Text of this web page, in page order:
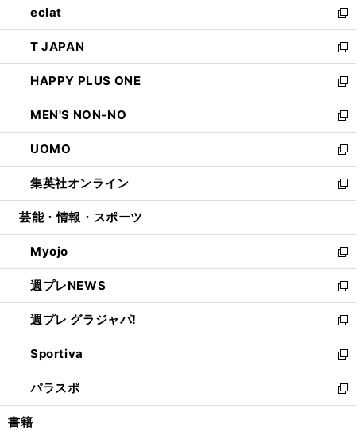
く
で
開
く
ド
ウ
で
開
く
ィ
ン
ド
ウ
で
開
く
い
ウ
ィ
ン
ド
ウ
で
開
く
eclat
新
し
い
ウ
ィ
ン
ド
ウ
で
開
く
T JAPAN
新
し
い
ウ
ィ
ン
ド
ウ
で
開
HAPPY PLUS ONE
新
し
い
ウ
ィ
ン
ド
ウ
開
く
MEN'S NON-NO
新
し
い
ウ
ィ
ン
ウ
で
開
く
UOMO
新
し
い
ウ
ン
ド
ウ
で
開
く
集英社オンライン
新
し
ウ
ィ
ン
ド
ウ
で
開
く
芸能・情報・スポーツ
Myojo
新
し
い
ウ
ィ
ン
ド
ウ
で
開
週プレNEWS
新
し
い
ウ
ィ
ン
ド
ウ
週プレ グラジャパ!
新
し
い
ウ
ィ
ン
Sportiva
新
し
い
ウ
パラスポ
新
し
書籍